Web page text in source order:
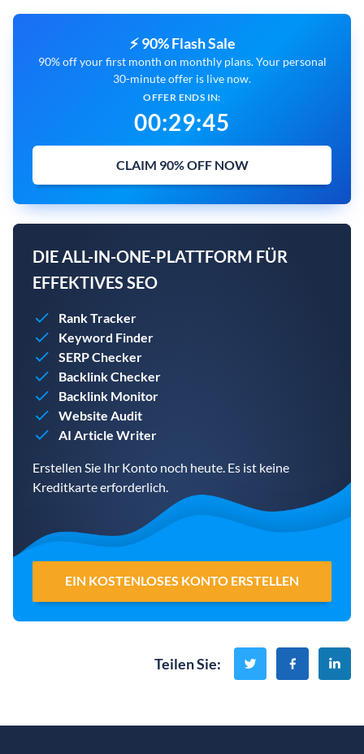
⚡ 90% Flash Sale
90% off your first month on monthly plans. Your personal
30-minute offer is live now.
OFFER ENDS IN:
00:29:43
CLAIM 90% OFF NOW
DIE ALL-IN-ONE-PLATTFORM FÜR
EFFEKTIVES SEO
Rank Tracker
Keyword Finder
SERP Checker
Backlink Checker
Backlink Monitor
Website Audit
AI Article Writer
Erstellen Sie Ihr Konto noch heute. Es ist keine
Kreditkarte erforderlich.
EIN KOSTENLOSES KONTO ERSTELLEN
Teilen Sie: